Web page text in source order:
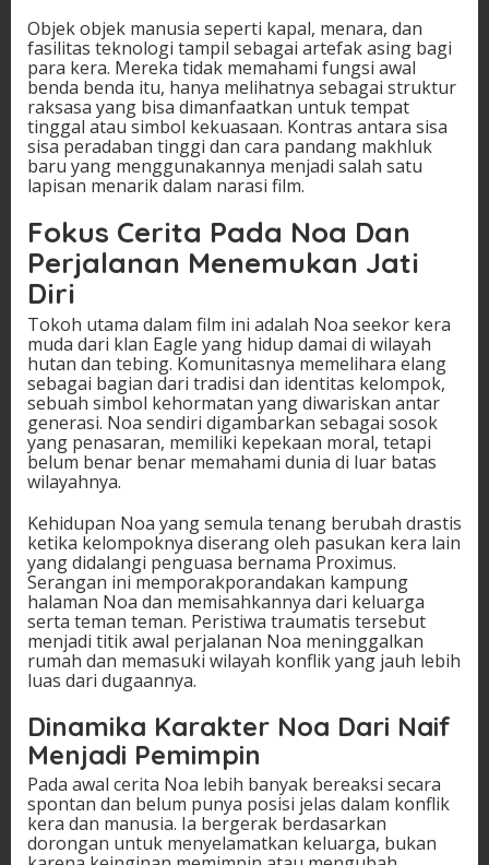
Objek objek manusia seperti kapal, menara, dan
fasilitas teknologi tampil sebagai artefak asing bagi
para kera. Mereka tidak memahami fungsi awal
benda benda itu, hanya melihatnya sebagai struktur
raksasa yang bisa dimanfaatkan untuk tempat
tinggal atau simbol kekuasaan. Kontras antara sisa
sisa peradaban tinggi dan cara pandang makhluk
baru yang menggunakannya menjadi salah satu
lapisan menarik dalam narasi film.
Fokus Cerita Pada Noa Dan
Perjalanan Menemukan Jati
Diri
Tokoh utama dalam film ini adalah Noa seekor kera
muda dari klan Eagle yang hidup damai di wilayah
hutan dan tebing. Komunitasnya memelihara elang
sebagai bagian dari tradisi dan identitas kelompok,
sebuah simbol kehormatan yang diwariskan antar
generasi. Noa sendiri digambarkan sebagai sosok
yang penasaran, memiliki kepekaan moral, tetapi
belum benar benar memahami dunia di luar batas
wilayahnya.
Kehidupan Noa yang semula tenang berubah drastis
ketika kelompoknya diserang oleh pasukan kera lain
yang didalangi penguasa bernama Proximus.
Serangan ini memporakporandakan kampung
halaman Noa dan memisahkannya dari keluarga
serta teman teman. Peristiwa traumatis tersebut
menjadi titik awal perjalanan Noa meninggalkan
rumah dan memasuki wilayah konflik yang jauh lebih
luas dari dugaannya.
Dinamika Karakter Noa Dari Naif
Menjadi Pemimpin
Pada awal cerita Noa lebih banyak bereaksi secara
spontan dan belum punya posisi jelas dalam konflik
kera dan manusia. Ia bergerak berdasarkan
dorongan untuk menyelamatkan keluarga, bukan